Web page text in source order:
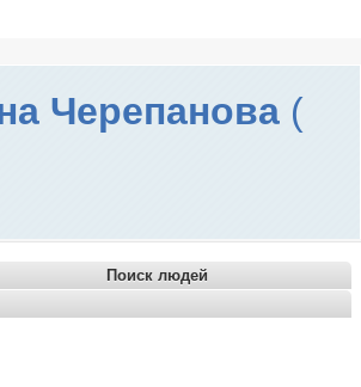
Черепанова (
Поиск людей